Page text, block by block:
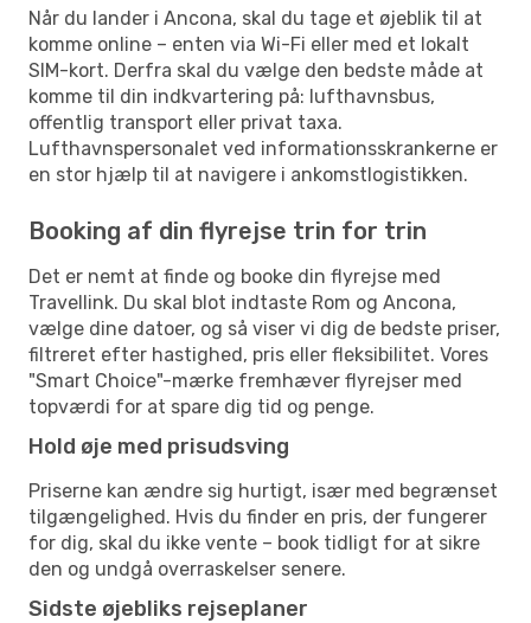
Når du lander i Ancona, skal du tage et øjeblik til at
komme online – enten via Wi-Fi eller med et lokalt
SIM-kort. Derfra skal du vælge den bedste måde at
komme til din indkvartering på: lufthavnsbus,
offentlig transport eller privat taxa.
Lufthavnspersonalet ved informationsskrankerne er
en stor hjælp til at navigere i ankomstlogistikken.
Booking af din flyrejse trin for trin
Det er nemt at finde og booke din flyrejse med
Travellink. Du skal blot indtaste Rom og Ancona,
vælge dine datoer, og så viser vi dig de bedste priser,
filtreret efter hastighed, pris eller fleksibilitet. Vores
"Smart Choice"-mærke fremhæver flyrejser med
topværdi for at spare dig tid og penge.
Hold øje med prisudsving
Priserne kan ændre sig hurtigt, især med begrænset
tilgængelighed. Hvis du finder en pris, der fungerer
for dig, skal du ikke vente – book tidligt for at sikre
den og undgå overraskelser senere.
Sidste øjebliks rejseplaner